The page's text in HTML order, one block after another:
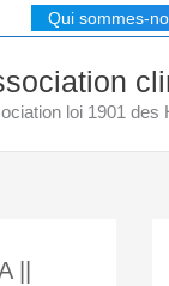
Qui sommes-
loi 1901 des
||